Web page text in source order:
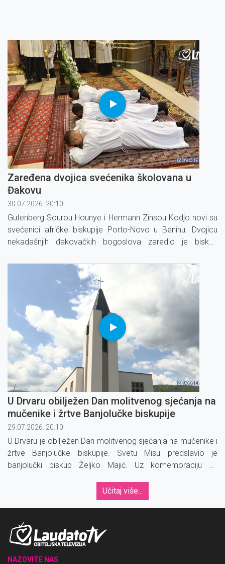
Zaređena dvojica svećenika školovana u
Đakovu
30.07.2026. 20:10
Gutenberg Sourou Hounye i Hermann Zinsou Kodjo novi su
svećenici afričke biskupije Porto-Novo u Beninu. Dvojicu
nekadašnjih đakovačkih bogoslova zaredio je biskup
U Drvaru obilježen Dan molitvenog sjećanja na
mučenike i žrtve Banjolučke biskupije
29.07.2026. 20:10
U Drvaru je obilježen Dan molitvenog sjećanja na mučenike i
žrtve Banjolučke biskupije. Svetu Misu predslavio je
banjolučki biskup Željko Majić. Uz komemoraciju za
Učitaj više...
NAZOVITE NAS